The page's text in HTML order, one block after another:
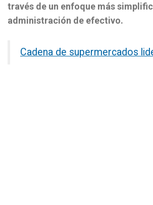
través de un enfoque más
administración de efectivo.
Cadena de supermercados